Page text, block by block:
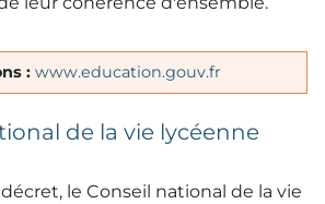
: www.education.gouv.fr
de la vie lycéenne
le Conseil national de la vie